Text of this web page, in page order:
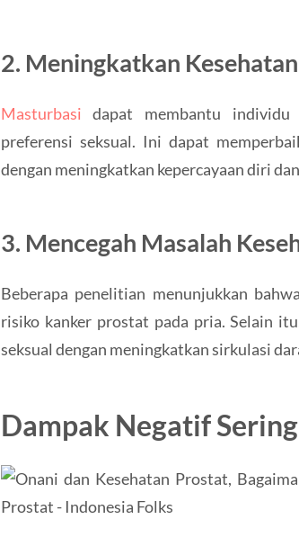
2. Meningkatkan
Masturbasi dapat membantu
preferensi seksual. Ini dapat
dengan meningkatkan kepercayaan diri
3. Mencegah Masalah
Beberapa penelitian menunjukkan
risiko kanker prostat pada pria. Selain
seksual dengan meningkatkan sirkulasi
Dampak Negatif